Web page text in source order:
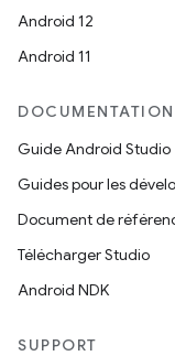
Android 12
Android 11
Guide Android Studio
Guides pour les
Document de
Télécharger Studio
Android NDK
SUPPORT